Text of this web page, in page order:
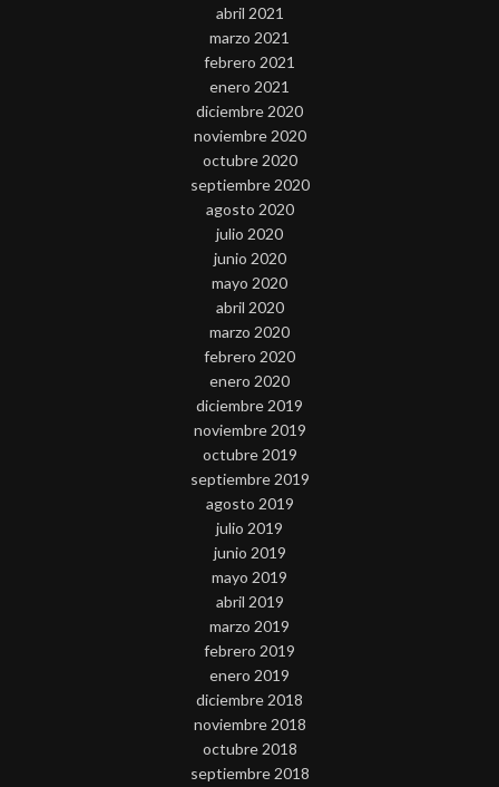
abril 2021
marzo 2021
febrero 2021
enero 2021
diciembre 2020
noviembre 2020
octubre 2020
septiembre 2020
agosto 2020
julio 2020
junio 2020
mayo 2020
abril 2020
marzo 2020
febrero 2020
enero 2020
diciembre 2019
noviembre 2019
octubre 2019
septiembre 2019
agosto 2019
julio 2019
junio 2019
mayo 2019
abril 2019
marzo 2019
febrero 2019
enero 2019
diciembre 2018
noviembre 2018
octubre 2018
septiembre 2018